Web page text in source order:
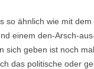
so ähnlich wie mit
einem den-Arsch-
sich geben ist noch
das politische oder